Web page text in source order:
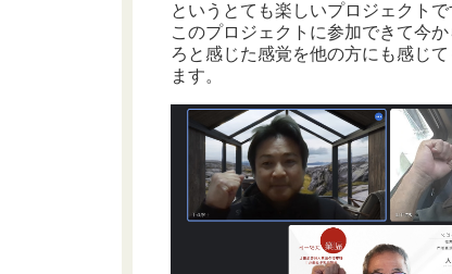
というとても楽しいプロジェクトで
このプロジェクトに参加できて今
ろと感じた感覚を他の方にも感じ
ます。